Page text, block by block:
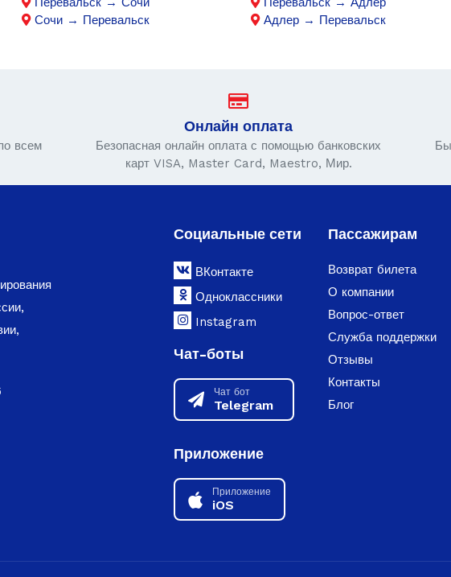
Сочи → Перевальск
Адлер → Перевальск
всем
Онлайн оплата
Безопасная онлайн оплата с помощью банковских
карт VISA, Master Card, Maestro, Мир.
Социальные сети
ВКонтакте
Одноклассники
Instagram
Чат-боты
Чат бот
Telegram
Приложение
Приложение
iOS
Пассажирам
Возврат билета
О компании
Вопрос-ответ
Служба поддержки
Отзывы
Контакты
Блог